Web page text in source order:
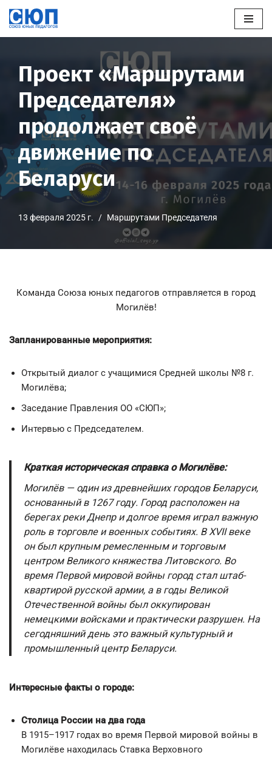
Проект «Маршрутами
Председателя»
продолжает своё
движение по
Беларуси
13 февраля 2025 г. Маршрутами Председателя
Команда Союза юных педагогов отправляется в город
Могилёв!
Запланированные мероприятия:
Открытый диалог с учащимися Средней школы №8 г.
Могилёва;
Заседание Правления ОО «СЮП»;
Интервью с Председателем.
Краткая историческая справка о Могилёве:
Могилёв — один из древнейших городов Беларуси,
основанный в 1267 году. Город расположен на
берегах реки Днепр и долгое время играл важную
роль в торговле и военных событиях. В XVII веке
он был крупным ремесленным и торговым
центром Великого княжества Литовского. Во
время Первой мировой войны город стал штаб-
квартирой русской армии, а в годы Великой
Отечественной войны был оккупирован
немецкими войсками и практически разрушен. На
сегодняшний день это важный культурный и
промышленный центр Беларуси.
Интересные факты о городе:
Столица России на два года
В 1915–1917 годах во время Первой мировой войны в
Могилёве находилась Ставка Верховного